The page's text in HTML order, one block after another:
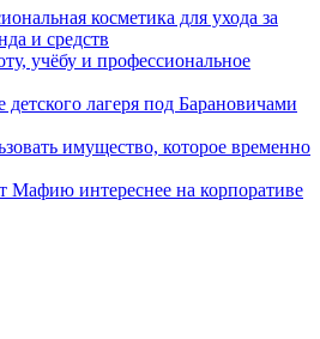
косметика для ухода за
и средств
учёбу и профессиональное
лагеря под Барановичами
имущество, которое временно
Мафию интереснее на корпоративе